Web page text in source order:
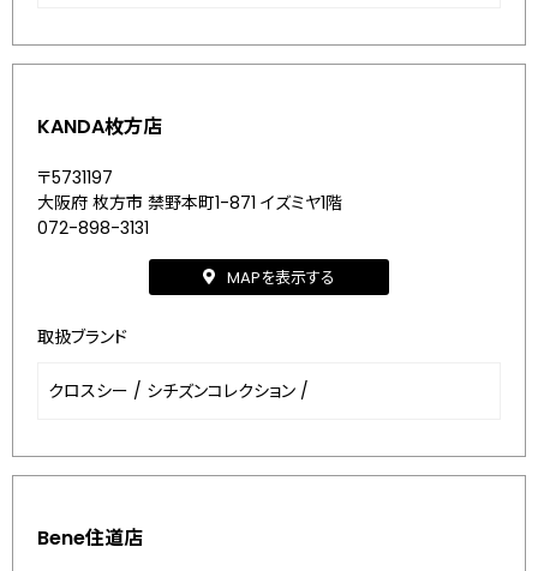
KANDA枚方店
〒5731197
大阪府 枚方市 禁野本町1-871 イズミヤ1階
072-898-3131
MAPを表示する
取扱ブランド
クロスシー / シチズンコレクション /
Bene住道店